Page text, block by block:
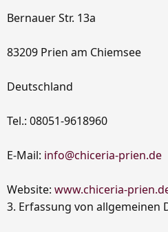
Bernauer Str. 13a
83209 Prien am Chiemsee
Deutschland
Tel.: 08051-9618960
E-Mail: info@chiceria-prien.de
Website: www.chiceria-
3. Erfassung von